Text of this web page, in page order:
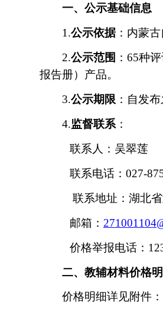
一、公示基础信息
1.公示依据：内蒙
2.公示范围 ： 65种
报告册）产品。
3.公示期限 ：自发
4.监督联系：
联系人：吴翠莲
联系电话： 027-
联系地址：湖北
邮箱：
价格举报电话：
二、教辅材料价格
价格明细详见附件